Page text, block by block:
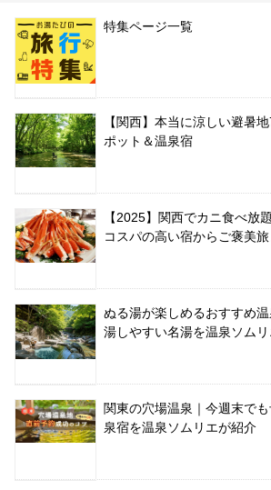
特集ページ一覧
【関西】本当に涼しい避暑
ポット＆温泉宿
【2025】関西でカニ食べ放
コスパの高い宿からご褒美
ぬる湯が楽しめるおすすめ
湯しやすい名湯を温泉ソム
関東の穴場温泉｜今週末で
泉宿を温泉ソムリエが紹介